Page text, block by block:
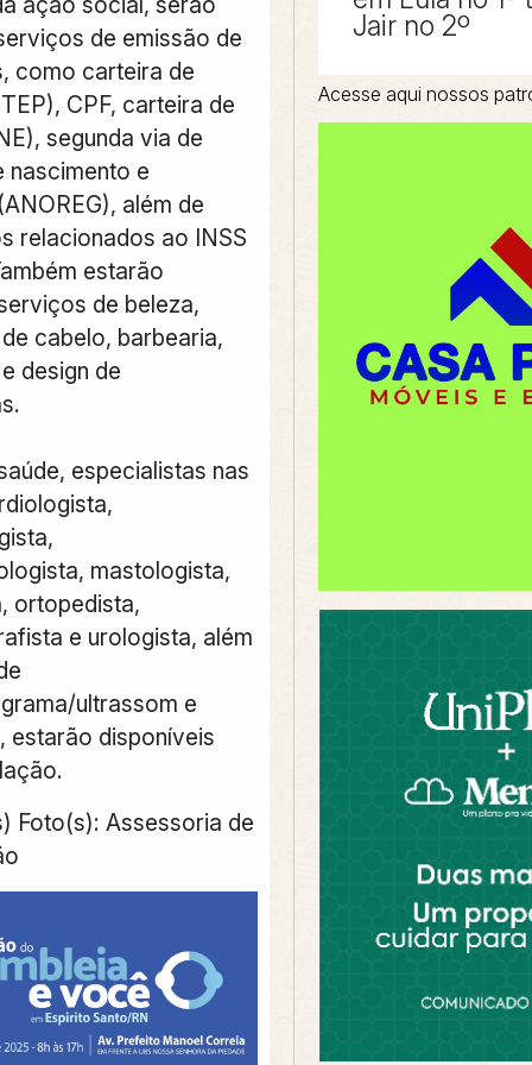
de emissão de
como carteira de
CPF, carteira de
segunda via de
nascimento e
além de
relacionados ao INSS
estarão
de beleza,
cabelo, barbearia,
design de
especialistas nas
mastologista,
ortopedista,
e urologista, além
ultrassom e
estarão disponíveis
Foto(s): Assessoria de
Jair no 2º
Acesse aqui nossos